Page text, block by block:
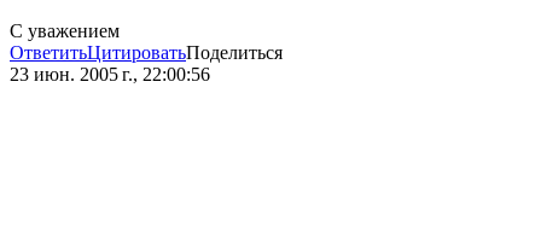
С уважением
ОтветитьЦитироватьПоделиться
23 июн. 2005 г., 22:00:56